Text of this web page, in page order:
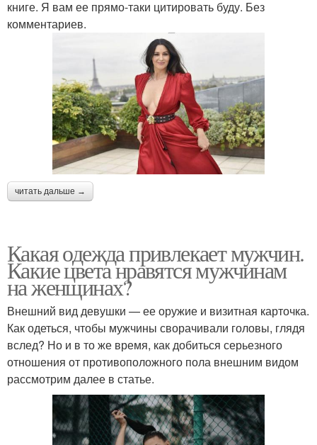
книге. Я вам ее прямо-таки цитировать буду. Без
комментариев.
читать дальше →
Какая одежда привлекает мужчин.
Какие цвета нравятся мужчинам
на женщинах?
Внешний вид девушки — ее оружие и визитная карточка.
Как одеться, чтобы мужчины сворачивали головы, глядя
вслед? Но и в то же время, как добиться серьезного
отношения от противоположного пола внешним видом
рассмотрим далее в статье.